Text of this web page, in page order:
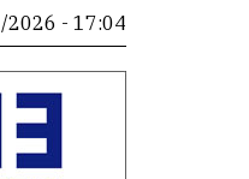
2026 - 17:04